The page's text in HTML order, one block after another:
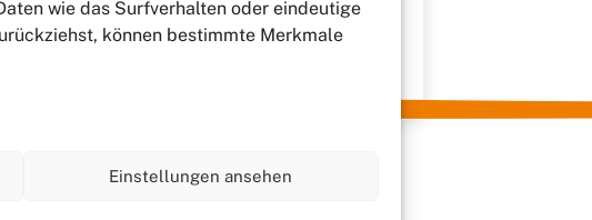
wie das Surfverhalten oder eindeutige
können bestimmte Merkmale
Einstellungen ansehen